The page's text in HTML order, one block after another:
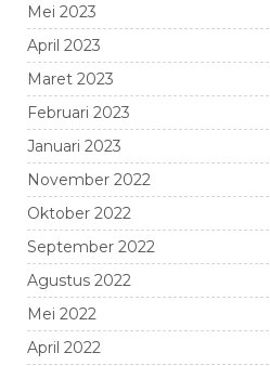
Mei 2023
April 2023
Maret 2023
Februari 2023
Januari 2023
November 2022
Oktober 2022
September 2022
Agustus 2022
Mei 2022
April 2022